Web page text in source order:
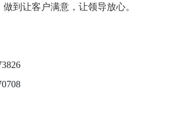
到让客户满意，让领导放心。